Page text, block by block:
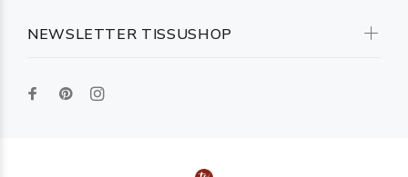
NEWSLETTER TISSUSHOP